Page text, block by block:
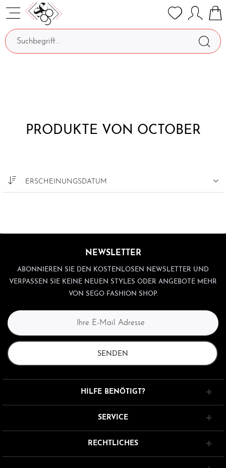
PRODUKTE VON OCTOBER
ERSCHEINUNGSDATUM
NEWSLETTER
ABONNIEREN SIE DEN KOSTENLOSEN NEWSLETTER UND
VERPASSEN SIE KEINE NEUEN STYLES ODER ANGEBOTE MEHR
VON SEGO FASHION SHOP.
SENDEN
HILFE BENÖTIGT?
SERVICE
RECHTLICHES